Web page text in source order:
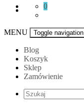
0
MENU Toggle navigation
Blog
Koszyk
Sklep
Zamówienie